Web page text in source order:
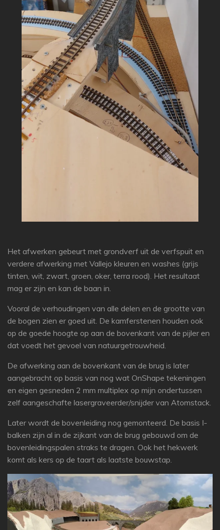
Het afwerken gebeurt met grondverf uit de verfspuit en
verdere afwerking met Vallejo kleuren en washes (grijs
tinten, wit, zwart, groen, oker, terra rood). Het resultaat
mag er zijn en kan de baan in.
Vooral de verhoudingen van alle delen en de grootte van
de bogen zien er goed uit. De kamferstenen houden ook
op de goede hoogte op aan de bovenkant van de pijler en
dat voedt het gevoel van natuurgetrouwheid.
De afwerking aan de bovenkant van de brug is later
aangebracht op basis van nog wat OnShape tekeningen
en eigen gesneden 2 mm multiplex op mijn ondertussen
zelf aangeschafte lasergraveerder/snijder van Atomstack.
Later wordt de bovenleiding nog gemonteerd. De basis I-
balken zijn al in de zijkant van de brug gebouwd om de
bovenleidingspalen straks te dragen. Ook het hekwerk
komt als kers op de taart als laatste bouwstap.